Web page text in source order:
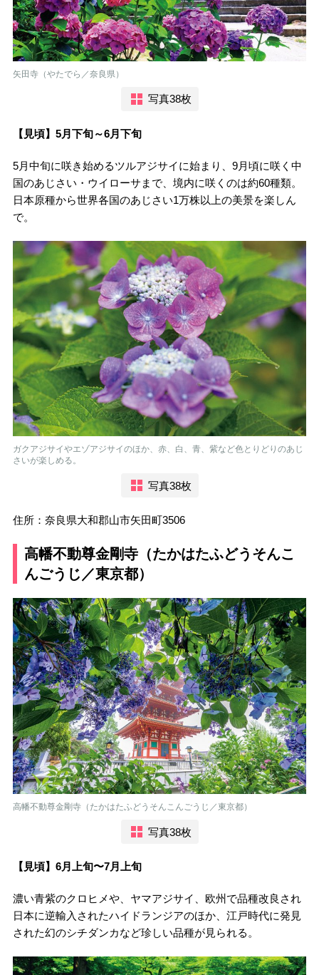
矢田寺（やたでら／奈良県）
写真38枚
【見頃】5月下旬～6月下旬
5月中旬に咲き始めるツルアジサイに始まり、9月頃に咲く中
国のあじさい・ウイローサまで、境内に咲くのは約60種類。
日本原種から世界各国のあじさい1万株以上の美景を楽しん
で。
ガクアジサイやエゾアジサイのほか、赤、白、青、紫など色とりどりのあじ
さいが楽しめる。
写真38枚
住所：奈良県大和郡山市矢田町3506
高幡不動尊金剛寺（たかはたふどうそんこ
んごうじ／東京都）
高幡不動尊金剛寺（たかはたふどうそんこんごうじ／東京都）
写真38枚
【見頃】6月上旬〜7月上旬
濃い青紫のクロヒメや、ヤマアジサイ、欧州で品種改良され
日本に逆輸入されたハイドランジアのほか、江戸時代に発見
された幻のシチダンカなど珍しい品種が見られる。